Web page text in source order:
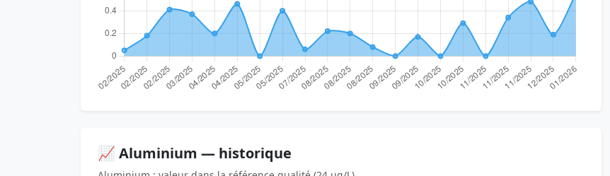
📈 Aluminium — historique